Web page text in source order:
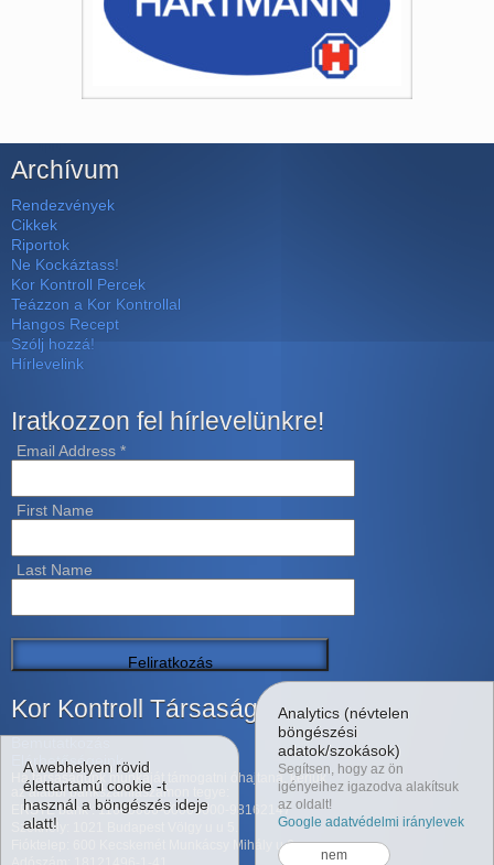
Archívum
Rendezvények
Cikkek
Riportok
Ne Kockáztass!
Kor Kontroll Percek
Teázzon a Kor Kontrollal
Hangos Recept
Szólj hozzá!
Hírlevelink
Iratkozzon fel hírlevelünkre!
Email Address *
First Name
Last Name
Kor Kontroll Társaság
Elérhetőségeink
Ha társaságunk munkáját támogatni óhajtaná, kérjük
az alábbi bankszámlaszámon tegye:
ERSTE bank : 11600006-00000000-98162147
Székhely: 1021 Budapest Völgy u u 5.
Fióktelep: 600 Kecskemét Munkácsy Mihály u 6.
A webhelyen rövid
élettartamú cookie -t
használ a böngészés ideje
alatt!
Analytics (névtelen
böngészési
adatok/szokások)
Segítsen, hogy az ön
igényeihez igazodva alakítsuk
az oldalt!
Google adatvédelmi iránylevek
nem